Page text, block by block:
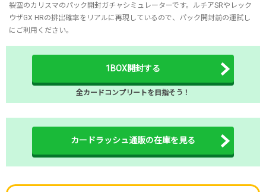
裂空のカリスマのパック開封ガチャシミュレーターです。ルチアSRやレック
ウザGX HRの排出確率をリアルに再現しているので、パック開封前の運試し
にご利用ください。
1BOX開封する
全カードコンプリートを目指そう！
カードラッシュ通販の在庫を見る